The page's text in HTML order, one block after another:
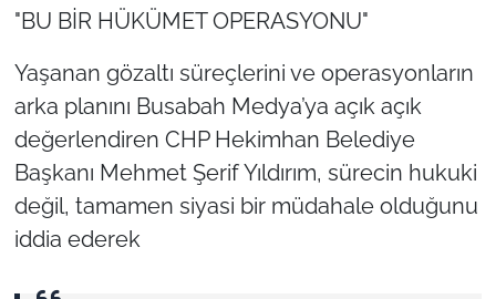
"BU BİR HÜKÜMET OPERASYONU"
Yaşanan gözaltı süreçlerini ve operasyonların
arka planını Busabah Medya’ya açık açık
değerlendiren CHP Hekimhan Belediye
Başkanı Mehmet Şerif Yıldırım, sürecin hukuki
değil, tamamen siyasi bir müdahale olduğunu
iddia ederek